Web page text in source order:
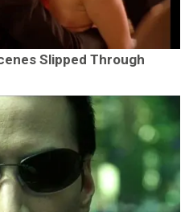
Slipped Through